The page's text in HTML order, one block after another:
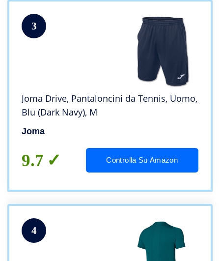
3
Joma Drive, Pantaloncini da Tennis, Uomo,
Blu (Dark Navy), M
Joma
9.7 Controlla Su Amazon
4